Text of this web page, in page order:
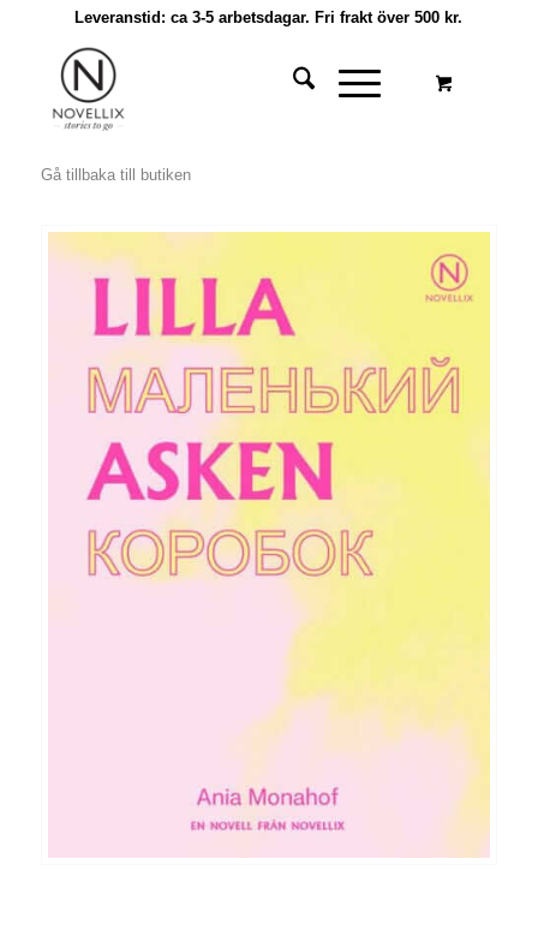
Leveranstid: ca 3-5 arbetsdagar. Fri frakt över 500 kr.
Gå tillbaka till butiken